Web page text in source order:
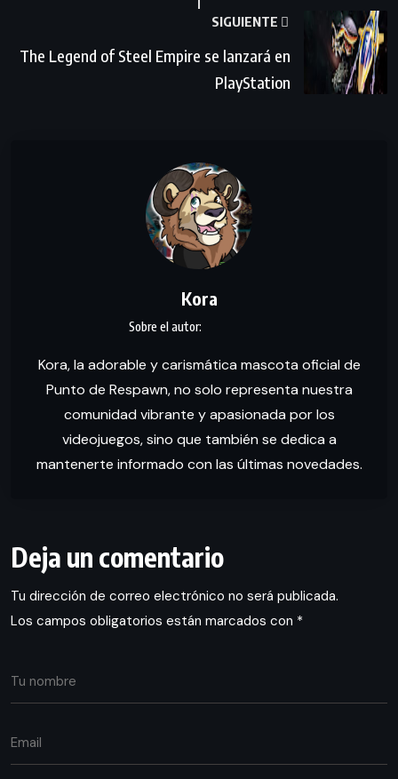
SIGUIENTE
The Legend of Steel Empire se lanzará en
PlayStation
Kora
Kora, la adorable y carismática mascota oficial de
Punto de Respawn, no solo representa nuestra
comunidad vibrante y apasionada por los
videojuegos, sino que también se dedica a
mantenerte informado con las últimas novedades.
Deja un comentario
Tu dirección de correo electrónico no será publicada.
Los campos obligatorios están marcados con *